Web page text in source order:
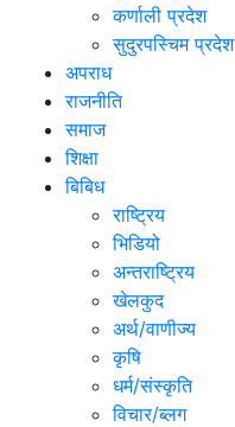
कर्णाली प्रदेश
सुदुरपस्चिम प्रदेश
अपराध
राजनीति
समाज
शिक्षा
बिबिध
राष्ट्रिय
भिडियो
अन्तराष्ट्रिय
खेलकुद
अर्थ/वाणीज्य
कृषि
धर्म/संस्कृति
विचार/ब्लग